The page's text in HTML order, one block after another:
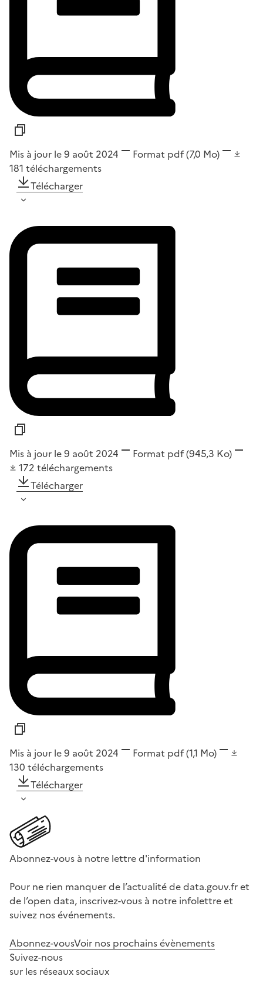
Mis à jour le 9 août 2024 Format pdf(7,0 Mo)
181 téléchargements
Télécharger
Mis à jour le 9 août 2024 Format pdf(945,3 Ko)
172 téléchargements
Télécharger
Mis à jour le 9 août 2024 Format pdf(1,1 Mo)
130 téléchargements
Télécharger
Abonnez-vous à notre lettre d'information
Pour ne rien manquer de l’actualité de data.gouv.fr et
de l’open data, inscrivez-vous à notre infolettre et
suivez nos événements.
Abonnez-vousVoir nos prochains évènements
Suivez-nous
sur les réseaux sociaux